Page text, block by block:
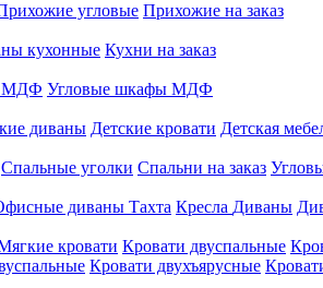
угловые Прихожие на заказ
кухонные Кухни на заказ
МДФ Угловые шкафы МДФ
диваны Детские кровати Детская
Спальные уголки Спальни на заказ
диваны Тахта Кресла Диваны
кровати Кровати двуспальные
Кровати двухъярусные